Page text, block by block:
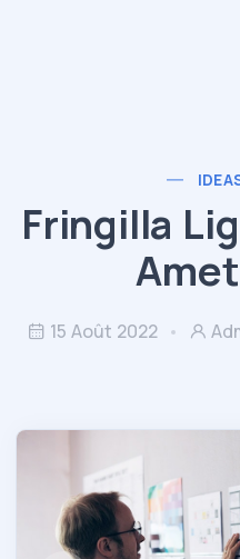
Fringilla
15 Août 2022